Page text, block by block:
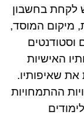
לקחת בחשבון
מיקום המוסד,
וסטודנטים
האישיות
את שאיפותיו.
ההתמחויות